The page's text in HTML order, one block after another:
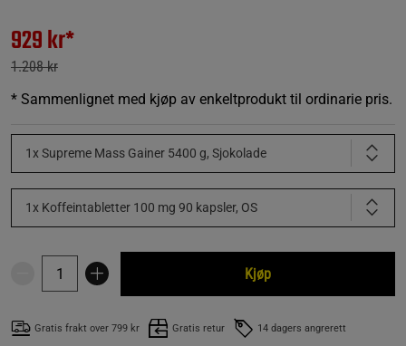
929 kr*
1.208 kr
* Sammenlignet med kjøp av enkeltprodukt til ordinarie pris.
1x Supreme Mass Gainer 5400 g, Sjokolade
1x Koffeintabletter 100 mg 90 kapsler, OS
Kjøp
Gratis frakt over 799 kr Gratis retur 14 dagers angrerett